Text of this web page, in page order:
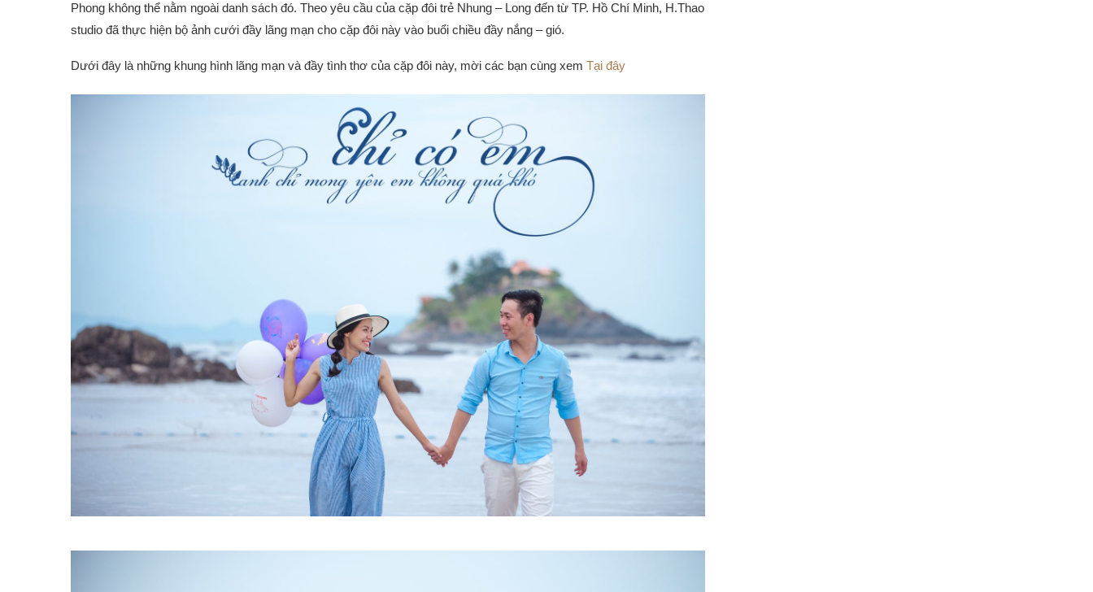
Phong không thể nằm ngoài danh sách đó. Theo yêu cầu của cặp đôi trẻ Nhung – Long đến từ TP. Hồ Chí Minh, H.Thao
studio đã thực hiện bộ ảnh cưới đầy lãng mạn cho cặp đôi này vào buổi chiều đầy nắng – gió.
Dưới đây là những khung hình lãng mạn và đầy tình thơ của cặp đôi này, mời các bạn cùng xem Tại đây